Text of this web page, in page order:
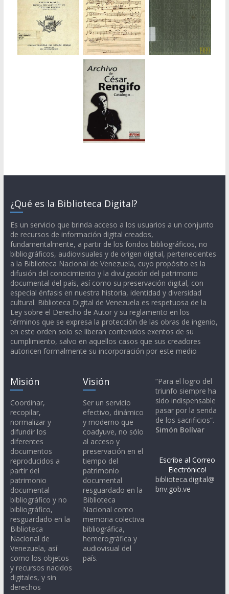
¿Qué es la Biblioteca Digital?
Es un servicio que brinda acceso a los usuarios a un conjunto
de recursos de información digital creados,
fundamentalmente, a partir de los fondos bibliográficos, no
bibliográficos, audiovisuales y de origen digital, pertenecientes
a la Biblioteca Nacional de Venezuela, cuyo propósito es la
difusión del conocimiento y la divulgación del patrimonio
documental del país, así como su preservación digital, con
especial énfasis en nuestra historia, identidad y diversidad
cultural. Biblioteca Digital de Venezuela es respetuosa de la
Ley sobre el Derecho de Autor y su reglamento en los
términos que se expresa la protección de las obras de ingenio,
en este orden solo se liberan contenidos exentos de su
cumplimiento, salvo en aquellos casos que sus creadores
autoricen formalmente su incorporación por este medio
Misión
Coordinar,
recopilar,
normalizar y
difundir los
diferentes
documentos
reproducidos a
partir del
patrimonio
documental
bibliográfico y no
bibliográfico,
resguardado en la
Biblioteca
Nacional de
Venezuela, así
como los objetos
y recursos nacidos
digitales, y sin
derechos
Visión
Ser un servicio
efectivo, dinámico
y moderno que
coadyuve, no sólo
al acceso y
preservación en el
tiempo del
patrimonio
documental
resguardado en la
Biblioteca
Nacional como
memoria colectiva
bibliográfica,
hemerográfica y
audiovisual del
país.
“Para el logro del
triunfo siempre ha
sido indispensable
pasar por la senda
de los sacrificios”.
Simón Bolívar
Escribe al Correo
Electrónico!
biblioteca.digital@
bnv.gob.ve